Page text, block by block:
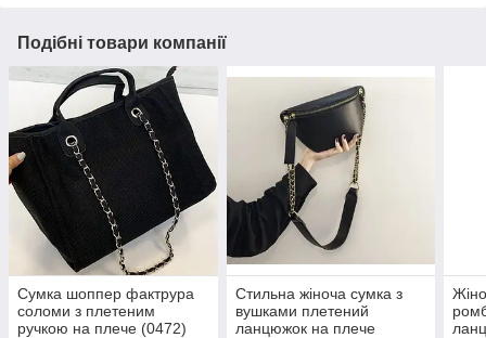
Подібні товари компанії
Сумка шоппер фактрура
соломи з плетеним
ручкою на плече (0472)
Стильна жіноча сумка з
вушками плетений
ланцюжок на плече